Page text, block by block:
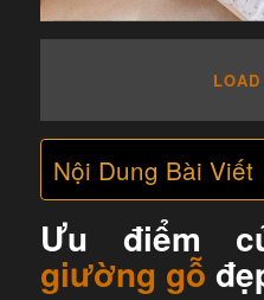
Nội Dung Bài Viết
Ưu điểm
giường gỗ